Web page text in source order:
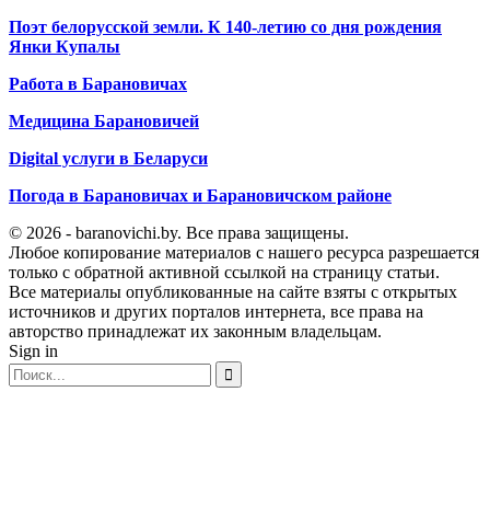
Поэт белорусской земли. К 140-летию со дня рождения
Янки Купалы
Работа в Барановичах
Медицина Барановичей
Digital услуги в Беларуси
Погода в Барановичах и Барановичском районе
© 2026 - baranovichi.by. Все права защищены.
Любое копирование материалов с нашего ресурса разрешается
только с обратной активной ссылкой на страницу статьи.
Все материалы опубликованные на сайте взяты с открытых
источников и других порталов интернета, все права на
авторство принадлежат их законным владельцам.
Sign in